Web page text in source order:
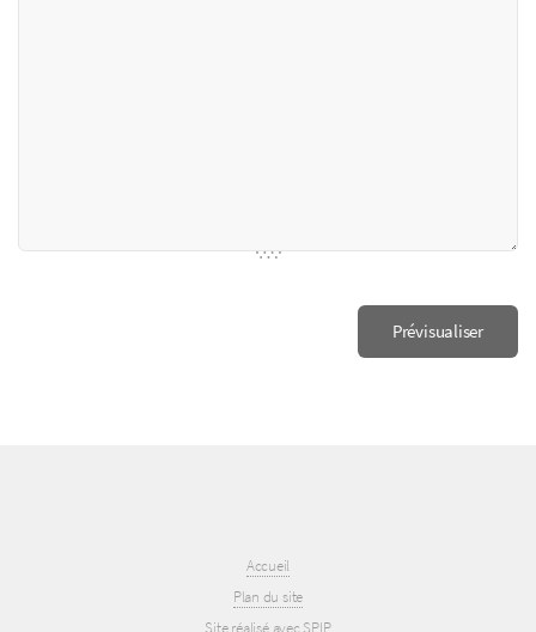
Accueil
Plan du site
Site réalisé avec SPIP